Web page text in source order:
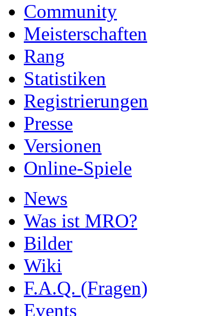
Community
Meisterschaften
Rang
Statistiken
Registrierungen
Presse
Versionen
Online-Spiele
News
Was ist MRO?
Bilder
Wiki
F.A.Q. (Fragen)
Events